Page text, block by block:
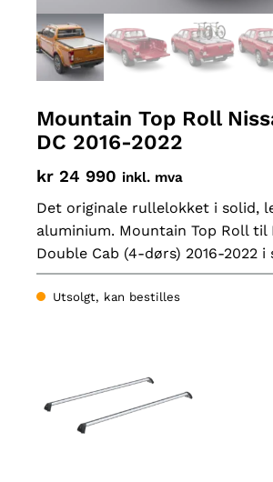
Mountain Top Roll
DC 2016-2022
kr 24 990 inkl. mva
Det originale rullelokket i solid,
aluminium. Mountain Top Roll til
Double Cab (4-dørs) 2016-2022 i
Utsolgt, kan bestilles